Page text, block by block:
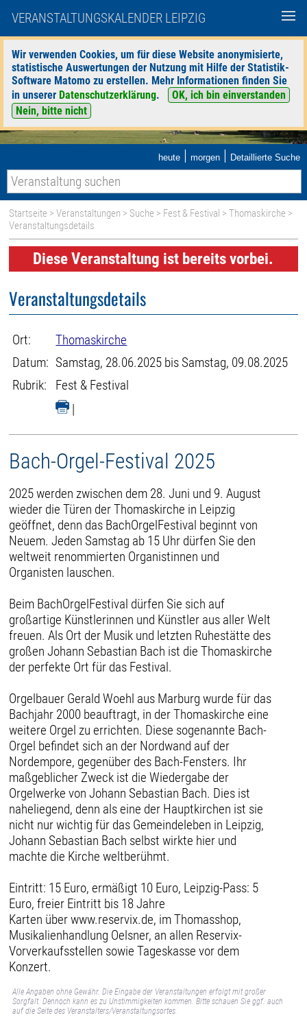
VERANSTALTUNGSKALENDER LEIPZIG
Wir verwenden Cookies, um für diese Website anonymisierte,
statistische Auswertungen der Nutzung mit Hilfe der Statistik-
Software Matomo zu erstellen. Mehr Informationen finden Sie
in unserer Datenschutzerklärung.
OK, ich bin einverstanden
Nein, bitte nicht
heute | morgen | Detaillierte Suche
Startseite >Veranstaltungen > Suche > Fest & Festival >Thomaskirche >
Veranstaltungsdetails
Diese Veranstaltung ist bereits vorbei.
Veranstaltungsdetails
Ort:
Thomaskirche
Datum: Samstag, 28.06.2025 bis Samstag, 09.08.2025
Rubrik:
Fest & Festival
|
Bach-Orgel-Festival 2025
2025 werden zwischen dem 28. Juni und 9. August
wieder die Türen der Thomaskirche in Leipzig
geöffnet, denn das BachOrgelFestival beginnt von
Neuem. Jeden Samstag ab 15 Uhr dürfen Sie den
weltweit renommierten Organistinnen und
Organisten lauschen.
Beim BachOrgelFestival dürfen Sie sich auf
großartige Künstlerinnen und Künstler aus aller Welt
freuen. Als Ort der Musik und letzten Ruhestätte des
großen Johann Sebastian Bach ist die Thomaskirche
der perfekte Ort für das Festival.
Orgelbauer Gerald Woehl aus Marburg wurde für das
Bachjahr 2000 beauftragt, in der Thomaskirche eine
weitere Orgel zu errichten. Diese sogenannte Bach-
Orgel befindet sich an der Nordwand auf der
Nordempore, gegenüber des Bach-Fensters. Ihr
maßgeblicher Zweck ist die Wiedergabe der
Orgelwerke von Johann Sebastian Bach. Dies ist
naheliegend, denn als eine der Hauptkirchen ist sie
nicht nur wichtig für das Gemeindeleben in Leipzig,
Johann Sebastian Bach selbst wirkte hier und
machte die Kirche weltberühmt.
Eintritt: 15 Euro, ermäßigt 10 Euro, Leipzig-Pass: 5
Euro, freier Eintritt bis 18 Jahre
Karten über www.reservix.de, im Thomasshop,
Musikalienhandlung Oelsner, an allen Reservix-
Vorverkaufsstellen sowie Tageskasse vor dem
Konzert.
Alle Angaben ohne Gewähr. Die Eingabe der Veranstaltungen erfolgt mit großer
Sorgfalt. Dennoch kann es zu Unstimmigkeiten kommen. Bitte schauen Sie ggf. auch
auf die Seite des Veranstalters/Veranstaltungsortes.